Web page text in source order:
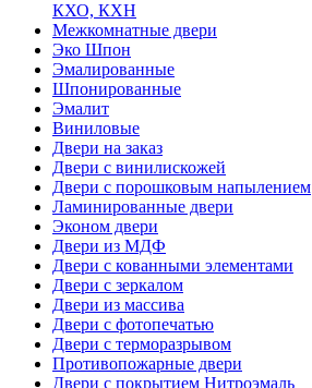
КХО, КХН
Межкомнатные двери
Эко Шпон
Эмалированные
Шпонированные
Эмалит
Виниловые
Двери на заказ
Двери с винилискожей
Двери с порошковым напылением
Ламинированные двери
Эконом двери
Двери из МДФ
Двери с кованными элементами
Двери с зеркалом
Двери из массива
Двери с фотопечатью
Двери с терморазрывом
Противопожарные двери
Двери с покрытием Нитроэмаль